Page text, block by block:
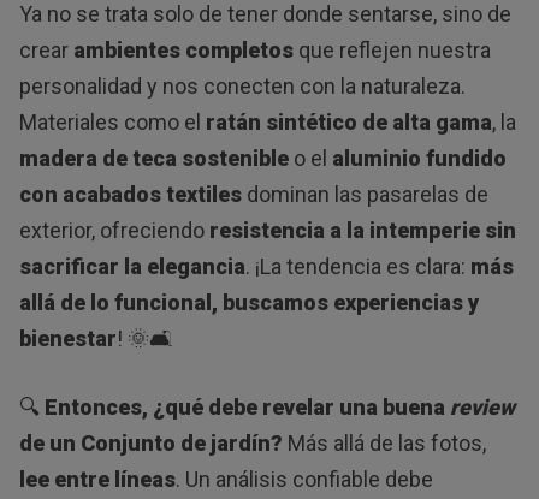
Ya no se trata solo de tener donde sentarse, sino de
crear ambientes completos que reflejen nuestra
personalidad y nos conecten con la naturaleza.
Materiales como el ratán sintético de alta gama, la
madera de teca sostenible o el aluminio fundido
con acabados textiles dominan las pasarelas de
exterior, ofreciendo resistencia a la intemperie sin
sacrificar la elegancia. ¡La tendencia es clara: más
allá de lo funcional, buscamos experiencias y
bienestar! 🌞🛋️
🔍 Entonces, ¿qué debe revelar una buena review
de un Conjunto de jardín? Más allá de las fotos,
lee entre líneas. Un análisis confiable debe